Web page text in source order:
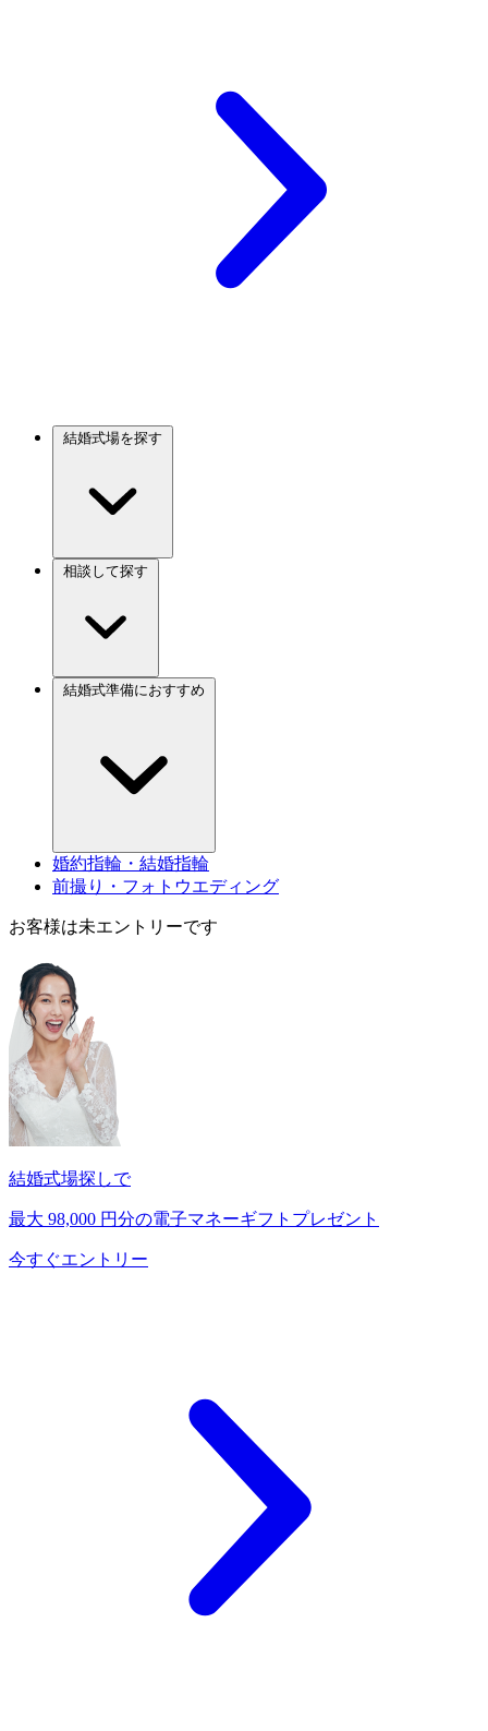
婚約指輪・結婚指輪
前撮り・フォトウエディング
お客様は未エントリーです
結婚式場探しで
最大 98,000 円分の電子マネーギフトプレゼント
今すぐエントリー